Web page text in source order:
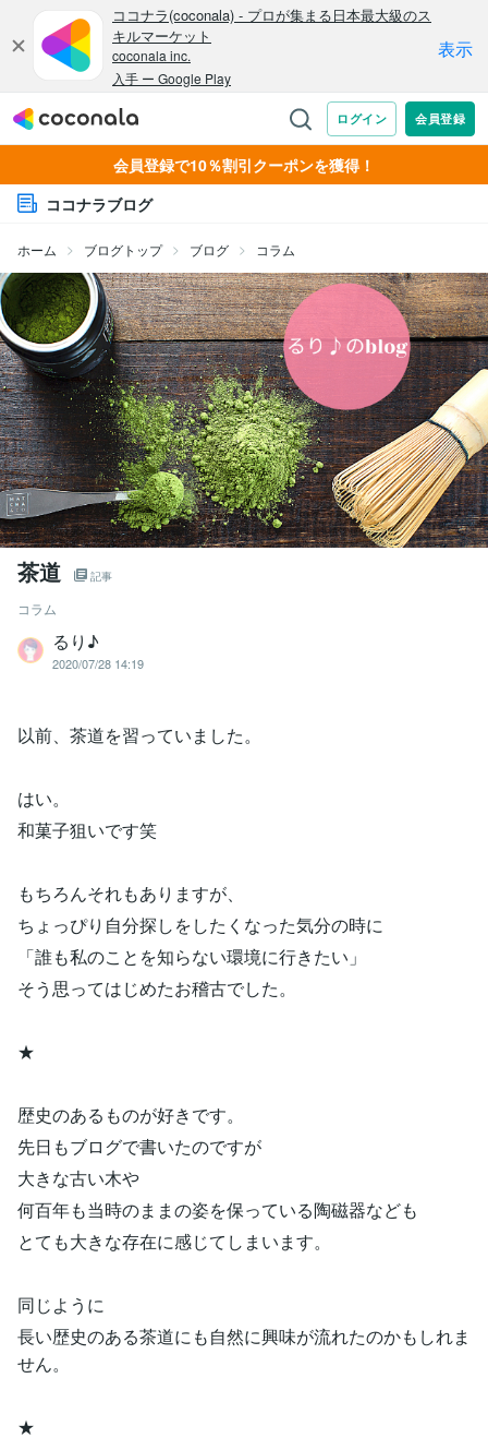
会員登録で10％割引クーポンを獲得！
ココナラブログ
ホーム ブログトップ ブログ コラム
茶道 記事
コラム
るり♪
2020/07/28 14:19
以前、茶道を習っていました。
はい。
和菓子狙いです笑
もちろんそれもありますが、
ちょっぴり自分探しをしたくなった気分の時に
「誰も私のことを知らない環境に行きたい」
そう思ってはじめたお稽古でした。
★
歴史のあるものが好きです。
先日もブログで書いたのですが
大きな古い木や
何百年も当時のままの姿を保っている陶磁器なども
とても大きな存在に感じてしまいます。
同じように
長い歴史のある茶道にも自然に興味が流れたのかもしれま
せん。
★